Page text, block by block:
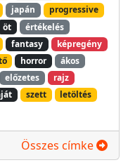
japán
progressive
öt
értékelés
fantasy
képregény
horror
ákos
előzetes
rajz
szett
letöltés
Összes címke